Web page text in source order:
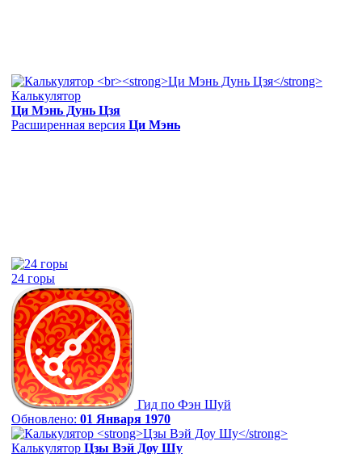
Калькулятор
Ци Мэнь Дунь Цзя
Расширенная версия Ци Мэнь
24 горы
Гид по Фэн Шуй
Обновлено: 01 Января 1970
Калькулятор Цзы Вэй Доу Шу